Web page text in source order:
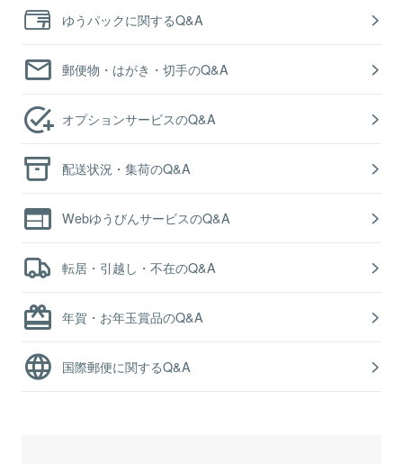
ゆうパックに関するQ&A
郵便物・はがき・切手のQ&A
オプションサービスのQ&A
配送状況・集荷のQ&A
WebゆうびんサービスのQ&A
転居・引越し・不在のQ&A
年賀・お年玉賞品のQ&A
国際郵便に関するQ&A